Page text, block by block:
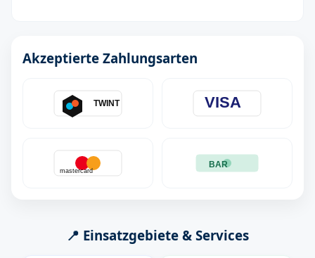
Akzeptierte Zahlungsarten
TWINT VISA
mastercard
BAR
📍 Einsatzgebiete & Services